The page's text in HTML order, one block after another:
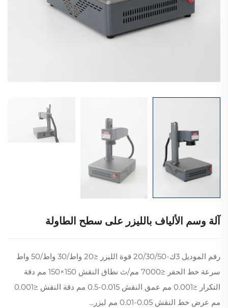
آلة وسم الألياف بالليزر على سطح الطاولة
رقم الموديل 3ك-20/30/50 قوة الليزر ≤20 واط/30 واط/50 واط
سرعة خط الحفر ≤7000 مم/ث نطاق النقش 150×150 مم دقة
التكرار ≤0.001 مم عمق النقش 0.015-0.5 مم دقة النقش ≤0.001
مم عرض خط النقش 0.05-0.01 مم ليزر...